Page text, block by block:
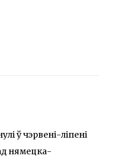
ў чэрвені-ліпені
нямецка-